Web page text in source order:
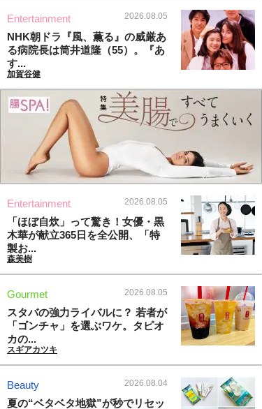
Entertainment 2026.08.05
NHK朝ドラ『風、薫る』の威厳あ
る病院長は筒井道隆（55）。『あ
す...
加賀谷健
Entertainment 2026.08.05
「ほぼ自炊」って驚き！女優・黒
木華が献立365日を全公開、「特
製お...
森美樹
Gourmet 2026.08.05
スタバの強力ライバルに？ 若者が
「ゴンチャ」を選ぶワケ。タピオ
カの...
スギアカツキ
Beauty 2026.08.04
夏の“ベタベタ地獄”が秒でリセッ